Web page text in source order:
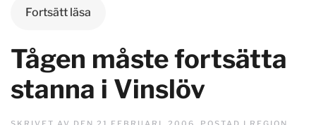
Fortsätt läsa
Tågen måste fortsätta
stanna i Vinslöv